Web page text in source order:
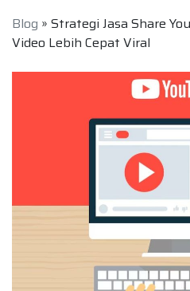
Blog » Strategi Jasa Share
Video Lebih Cepat Viral